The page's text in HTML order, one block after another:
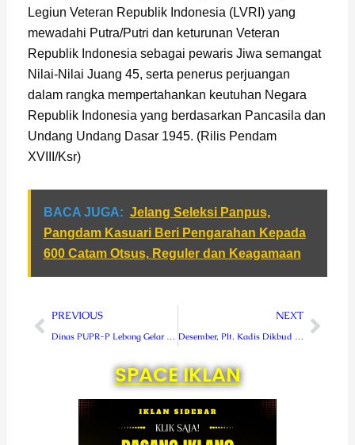
Legiun Veteran Republik Indonesia (LVRI) yang
mewadahi Putra/Putri dan keturunan Veteran
Republik Indonesia sebagai pewaris Jiwa semangat
Nilai-Nilai Juang 45, serta penerus perjuangan
dalam rangka mempertahankan keutuhan Negara
Republik Indonesia yang berdasarkan Pancasila dan
Undang Undang Dasar 1945. (Rilis Pendam
XVIII/Ksr)
BACA JUGA: Jelang Seleksi Panpus,
Pangdam Kasuari Beri Pengarahan Kepada
600 Catam Otsus, Reguler dan Keagamaan
Prev
PREVIOUS
Dinas PUPR-P Lebong Gelar FGD Penyuluhan Pengelolaan Persampahan
NEXT
Desember, Plt. Kadis Dikbud Lebong Pastikan Kegiatan DAK Tuntas
Next
SPACE IKLAN